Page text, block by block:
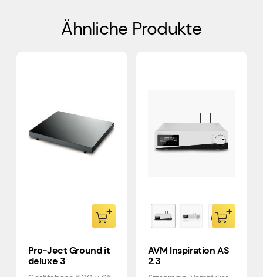
Ähnliche Produkte
Pro-Ject Ground it
deluxe 3
AVM Inspiration AS
2.3